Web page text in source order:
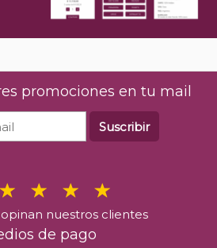
promociones en tu mail
Suscribir
nuestros clientes
de pago